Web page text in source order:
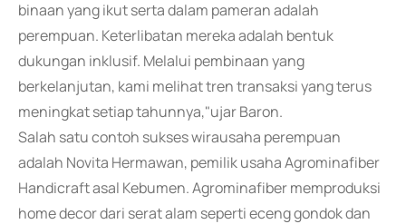
binaan yang ikut serta dalam pameran adalah
perempuan. Keterlibatan mereka adalah bentuk
dukungan inklusif. Melalui pembinaan yang
berkelanjutan, kami melihat tren transaksi yang terus
meningkat setiap tahunnya,"ujar Baron.
Salah satu contoh sukses wirausaha perempuan
adalah Novita Hermawan, pemilik usaha Agrominafiber
Handicraft asal Kebumen. Agrominafiber memproduksi
home decor dari serat alam seperti eceng gondok dan